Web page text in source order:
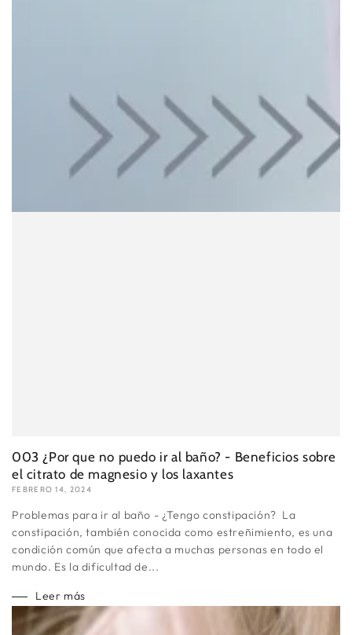
003 ¿Por que no puedo ir al baño? - Beneficios sobre
el citrato de magnesio y los laxantes
FEBRERO 14, 2024
Problemas para ir al baño - ¿Tengo constipación? La
constipación, también conocida como estreñimiento, es una
condición común que afecta a muchas personas en todo el
mundo. Es la dificultad de...
Leer más